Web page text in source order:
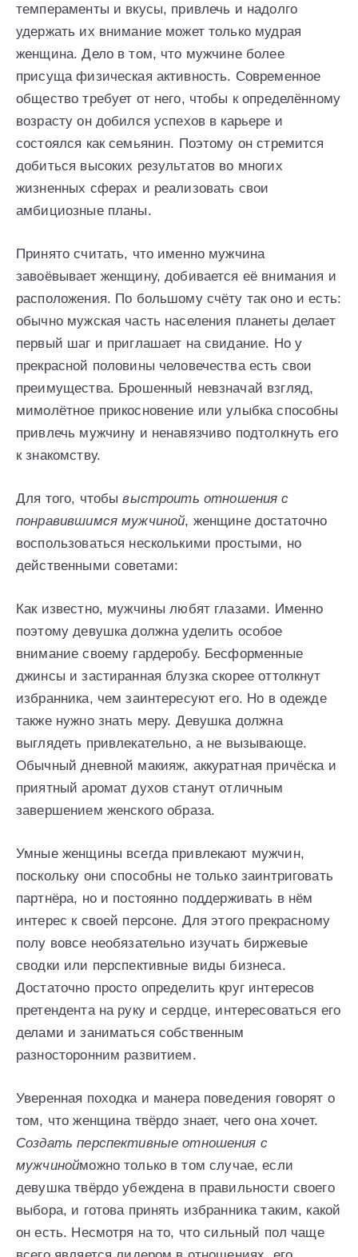
темпераменты и вкусы, привлечь и надолго
удержать их внимание может только мудрая
женщина. Дело в том, что мужчине более
присуща физическая активность. Современное
общество требует от него, чтобы к определённому
возрасту он добился успехов в карьере и
состоялся как семьянин. Поэтому он стремится
добиться высоких результатов во многих
жизненных сферах и реализовать свои
амбициозные планы.
Принято считать, что именно мужчина
завоёвывает женщину, добивается её внимания и
расположения. По большому счёту так оно и есть:
обычно мужская часть населения планеты делает
первый шаг и приглашает на свидание. Но у
прекрасной половины человечества есть свои
преимущества. Брошенный невзначай взгляд,
мимолётное прикосновение или улыбка способны
привлечь мужчину и ненавязчиво подтолкнуть его
к знакомству.
Для того, чтобывыстроить отношения с
понравившимся мужчиной, женщине достаточно
воспользоваться несколькими простыми, но
действенными советами:
Как известно, мужчины любят глазами. Именно
поэтому девушка должна уделить особое
внимание своему гардеробу. Бесформенные
джинсы и застиранная блузка скорее оттолкнут
избранника, чем заинтересуют его. Но в одежде
также нужно знать меру. Девушка должна
выглядеть привлекательно, а не вызывающе.
Обычный дневной макияж, аккуратная причёска и
приятный аромат духов станут отличным
завершением женского образа.
Умные женщины всегда привлекают мужчин,
поскольку они способны не только заинтриговать
партнёра, но и постоянно поддерживать в нём
интерес к своей персоне. Для этого прекрасному
полу вовсе необязательно изучать биржевые
сводки или перспективные виды бизнеса.
Достаточно просто определить круг интересов
претендента на руку и сердце, интересоваться его
делами и заниматься собственным
разносторонним развитием.
Уверенная походка и манера поведения говорят о
том, что женщина твёрдо знает, чего она хочет.
Создать перспективные отношения с
мужчинойможно только в том случае, если
девушка твёрдо убеждена в правильности своего
выбора, и готова принять избранника таким, какой
он есть. Несмотря на то, что сильный пол чаще